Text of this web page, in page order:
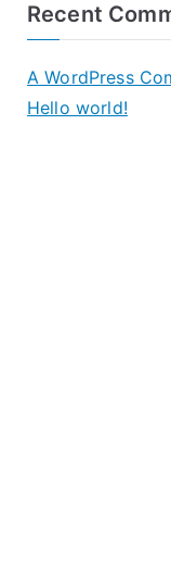
Recent
A WordPress
Hello world!